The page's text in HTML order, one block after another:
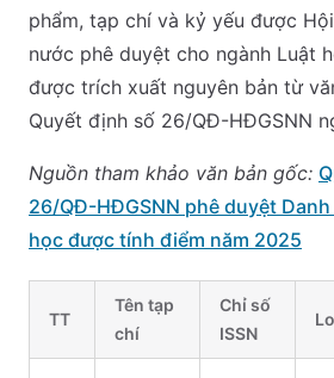
phẩm, tạp chí và kỷ yếu được
nước phê duyệt cho ngành Luật
được trích xuất nguyên bản từ
Quyết định số 26/QĐ-HĐGSNN
Nguồn tham khảo văn bản gốc:
26/QĐ-HĐGSNN phê duyệt
học được tính điểm năm 2025
TT
Tên tạp
chí
Chỉ số
ISSN